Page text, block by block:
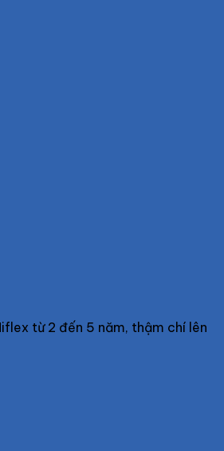
từ 2 đến 5 năm, thậm chí lên